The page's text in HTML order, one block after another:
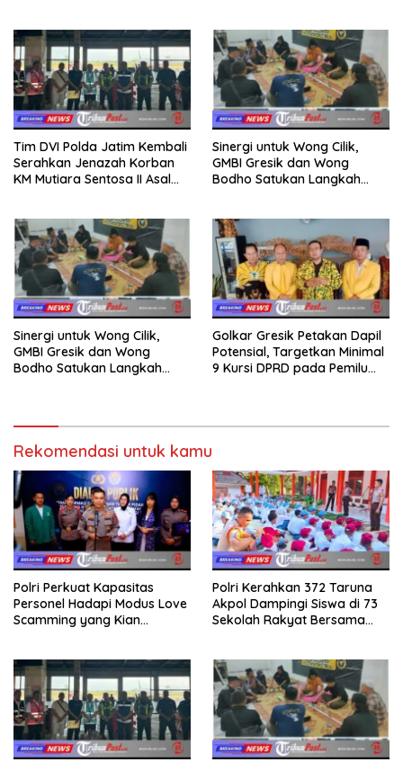
Tim DVI Polda Jatim Kembali
Serahkan Jenazah Korban
KM Mutiara Sentosa II Asal
Sinergi untuk Wong Cilik,
GMBI Gresik dan Wong
Bodho Satukan Langkah
Sinergi untuk Wong Cilik,
GMBI Gresik dan Wong
Bodho Satukan Langkah
Golkar Gresik Petakan Dapil
Potensial, Targetkan Minimal
9 Kursi DPRD pada Pemilu
Rekomendasi untuk kamu
Polri Perkuat Kapasitas
Personel Hadapi Modus Love
Scamming yang Kian
Polri Kerahkan 372 Taruna
Akpol Dampingi Siswa di 73
Sekolah Rakyat Bersama